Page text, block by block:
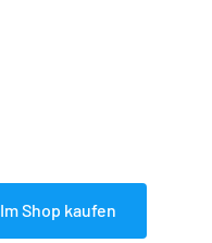
Im Shop kaufen